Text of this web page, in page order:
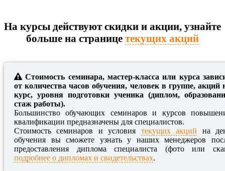
На курсы действуют скидки и акции, узнайте
больше на странице текущих акций
Стоимость семинара, мастер-класса или курса
от количества часов обучения, человек в группе, акций
курс, уровня подготовки ученика (диплом,
стаж работы).
Большинство обучающих семинаров и курсов
квалификации предназначены для специалистов.
Стоимость семинаров и условия текущих акций на
обучения вы сможете узнать у наших менеджеров
предоставления диплома специалиста (фото или
подробнее о дипломах и свидетельствах.